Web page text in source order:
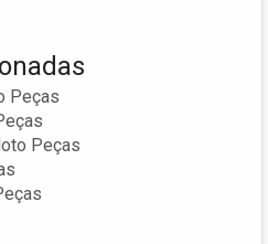
Peças
Peças